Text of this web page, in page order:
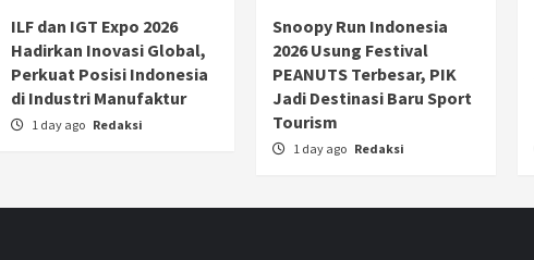
ILF dan IGT Expo 2026
Hadirkan Inovasi Global,
Perkuat Posisi Indonesia
di Industri Manufaktur
1 day ago Redaksi
Snoopy Run Indonesia
2026 Usung Festival
PEANUTS Terbesar, PIK
Jadi Destinasi Baru Sport
Tourism
1 day ago Redaksi